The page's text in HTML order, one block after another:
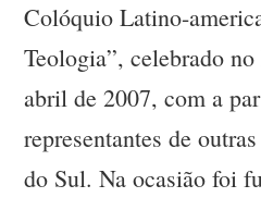
Colóquio Latino-
Teologia”, celebrado
abril de 2007, com a
representantes de
do Sul. Na ocasião foi